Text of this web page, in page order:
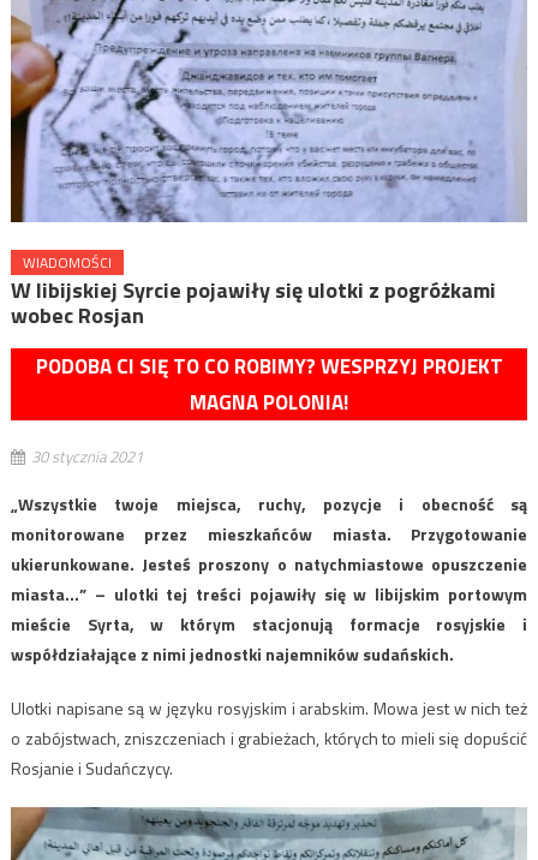
WIADOMOŚCI
W libijskiej Syrcie pojawiły się ulotki z pogróżkami
wobec Rosjan
PODOBA CI SIĘ TO CO ROBIMY? WESPRZYJ PROJEKT
MAGNA POLONIA!
30 stycznia 2021
„Wszystkie twoje miejsca, ruchy, pozycje i obecność są
monitorowane przez mieszkańców miasta. Przygotowanie
ukierunkowane. Jesteś proszony o natychmiastowe opuszczenie
miasta…” – ulotki tej treści pojawiły się w libijskim portowym
mieście Syrta, w którym stacjonują formacje rosyjskie i
współdziałające z nimi jednostki najemników sudańskich.
Ulotki napisane są w języku rosyjskim i arabskim. Mowa jest w nich też
o zabójstwach, zniszczeniach i grabieżach, których to mieli się dopuścić
Rosjanie i Sudańczycy.